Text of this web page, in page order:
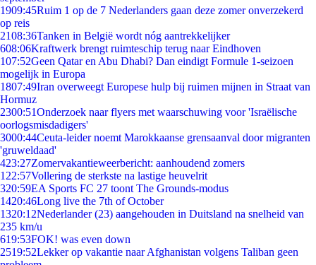
1909:45Ruim 1 op de 7 Nederlanders gaan deze zomer onverzekerd
op reis
2108:36Tanken in België wordt nóg aantrekkelijker
608:06Kraftwerk brengt ruimteschip terug naar Eindhoven
107:52Geen Qatar en Abu Dhabi? Dan eindigt Formule 1-seizoen
mogelijk in Europa
1807:49Iran overweegt Europese hulp bij ruimen mijnen in Straat van
Hormuz
2300:51Onderzoek naar flyers met waarschuwing voor 'Israëlische
oorlogsmisdadigers'
3000:44Ceuta-leider noemt Marokkaanse grensaanval door migranten
'gruweldaad'
423:27Zomervakantieweerbericht: aanhoudend zomers
1 22:57Vollering de sterkste na lastige heuvelrit
320:59EA Sports FC 27 toont The Grounds-modus
1420:46Long live the 7th of October
1320:12Nederlander (23) aangehouden in Duitsland na snelheid van
235 km/u
619:53FOK! was even down
2519:52Lekker op vakantie naar Afghanistan volgens Taliban geen